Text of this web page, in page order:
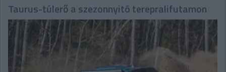
Taurus-túlerő a szezonnyitó terepralifutamon